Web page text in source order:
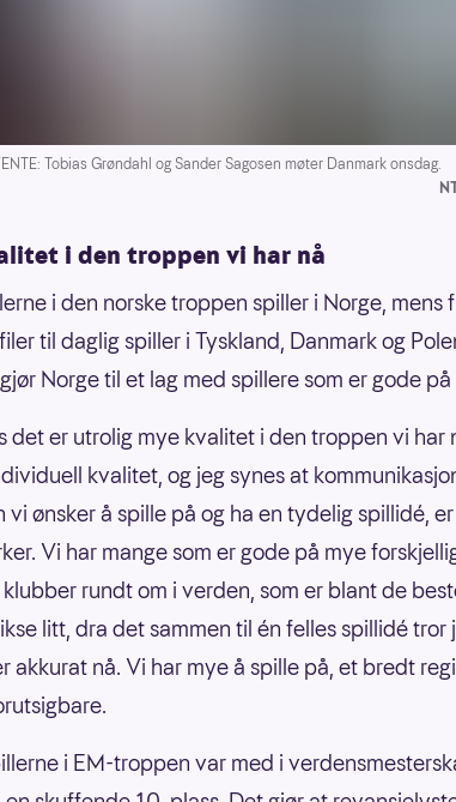
Tobias Grøndahl og Sander Sagosen møter Danmark onsdag.
i den troppen vi har nå
i den norske troppen spiller i Norge, mens
til daglig spiller i Tyskland, Danmark og
Norge til et lag med spillere som er gode
det er utrolig mye kvalitet i den troppen vi har
kvalitet, og jeg synes at
vi ønsker å spille på og ha en tydelig spillidé,
Vi har mange som er gode på mye
rundt om i verden, som er blant de
litt, dra det sammen til én felles spillidé tror
akkurat nå. Vi har mye å spille på, et bredt
i EM-troppen var med i